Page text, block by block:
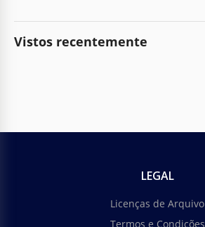
Vistos recentemente
LEGAL
Licenças de Arquivo
Termos e Condições